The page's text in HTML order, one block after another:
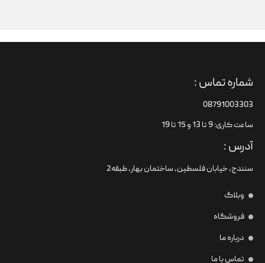
شماره تماس :
08791003303
ساعت کاری: 9 تا 13 و 15 تا 19
آدرس :
سنندج، خیابان فلسطین،‌ ساختمان بهار، طبقه2
وبلاگ
فروشگاه
درباره ما
تماس با ما